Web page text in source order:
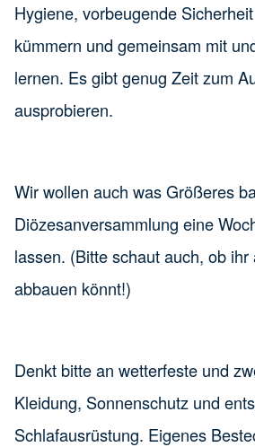
Hygiene, vorbeugende
kümmern und gemeinsam mit
lernen. Es gibt genug Zeit zum
ausprobieren.
Wir wollen auch was Größeres
Diözesanversammlung eine
lassen. (Bitte schaut auch, ob
abbauen könnt!)
Denkt bitte an wetterfeste und
Kleidung, Sonnenschutz und
Schlafausrüstung. Eigenes